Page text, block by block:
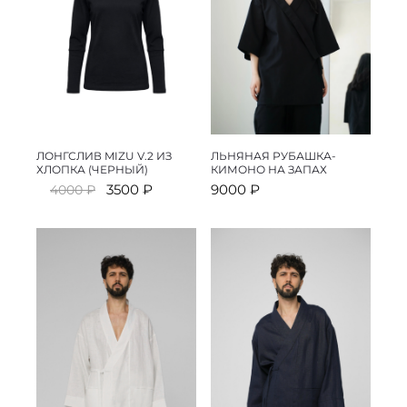
ЛОНГСЛИВ MIZU V.2 ИЗ
ХЛОПКА (ЧЕРНЫЙ)
4000₽
Первоначальная
составляла
3500 ₽Текущая
3500 ₽.
ЛЬНЯНАЯ РУБАШКА-
КИМОНО НА ЗАПАХ
9000 ₽